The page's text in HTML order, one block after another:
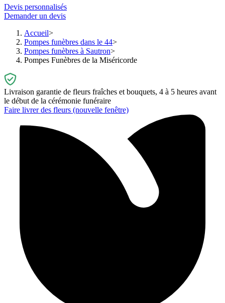
Devis personnalisés
Demander un devis
Accueil
Pompes funèbres dans le 44
Pompes funèbres à Sautron
Pompes Funèbres de la Miséricorde
Livraison garantie de fleurs fraîches et bouquets, 4 à 5 heures avant
le début de la cérémonie funéraire
Faire livrer des fleurs (nouvelle fenêtre)